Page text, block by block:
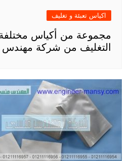
اكياس تعبئة و تغليف
مجموعة من أكياس
التغليف من شركة